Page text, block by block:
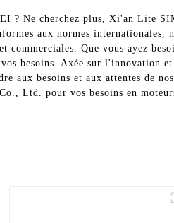
? Ne cherchez plus, Xi'an Lite
aux normes
Que vous ayez
besoins. Axée sur
aux besoins et aux attentes de
Ltd. pour vos besoins en